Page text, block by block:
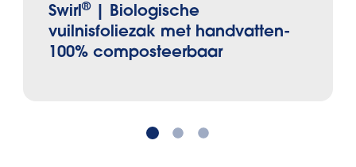
Swirl®
| Biologische
vuilnisfoliezak met handvatten-
100% composteerbaar